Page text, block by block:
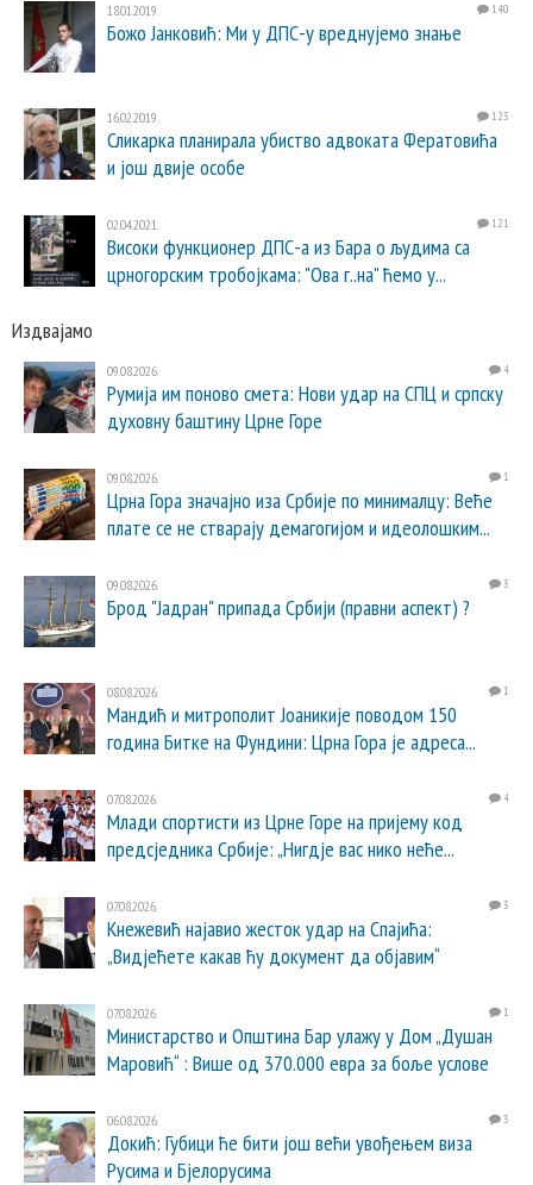
18.01.2019. 140
Божо Јанковић: Ми у ДПС-у вреднујемо знање
16.02.2019. 123
Сликарка планирала убиство адвоката Фератовића
и још двије особе
02.04.2021. 121
Високи функционер ДПС-а из Бара о људима са
црногорским тробојкама: "Ова г..на" ћемо у...
Издвајамо
09.08.2026. 4
Румија им поново смета: Нови удар на СПЦ и српску
духовну баштину Црне Горе
09.08.2026. 1
Црна Гора значајно иза Србије по минималцу: Веће
плате се не стварају демагогијом и идеолошким...
09.08.2026. 3
Брод "Јадран" припада Србији (правни аспект) ?
08.08.2026. 1
Мандић и митрополит Јоаникије поводом 150
година Битке на Фундини: Црна Гора је адреса...
07.08.2026. 4
Млади спортисти из Црне Горе на пријему код
предсједника Србије: „Нигдје вас нико неће...
07.08.2026. 3
Кнежевић најавио жесток удар на Спајића:
„Видјећете какав ћу документ да објавим“
07.08.2026. 1
Министарство и Општина Бар улажу у Дом „Душан
Маровић“ : Више од 370.000 евра за боље услове
06.08.2026. 3
Докић: Губици ће бити још већи увођењем виза
Русима и Бјелорусима